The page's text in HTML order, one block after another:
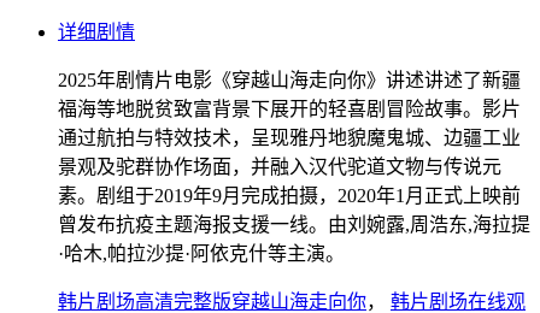
详细剧情
2025年剧情片电影《穿越山海走向你》讲述讲述了新疆
福海等地脱贫致富背景下展开的轻喜剧冒险故事。影片
通过航拍与特效技术，呈现雅丹地貌魔鬼城、边疆工业
景观及驼群协作场面，并融入汉代驼道文物与传说元
素。剧组于2019年9月完成拍摄，2020年1月正式上映前
曾发布抗疫主题海报支援一线。由刘婉露,周浩东,海拉提
·哈木,帕拉沙提·阿依克什等主演。
韩片剧场高清完整版穿越山海走向你，
韩片剧场在线观